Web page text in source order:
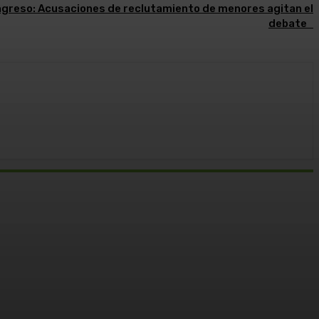
Acusaciones de reclutamiento de menores agitan el
debate